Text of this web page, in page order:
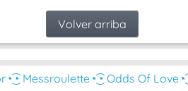
Volver arriba
◔͜͡◔ Messroulette◔͜͡◔ Odds Of Love